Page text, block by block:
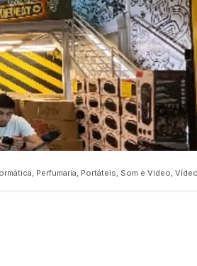
Perfumaria, Portáteis, Som e Video,